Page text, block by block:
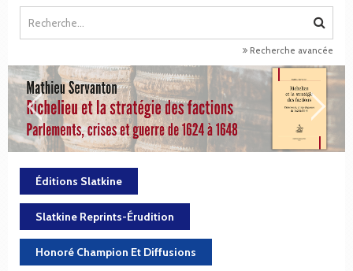
Recherche avancée
Éditions Slatkine
Slatkine Reprints-Érudition
Honoré Champion Et Diffusions